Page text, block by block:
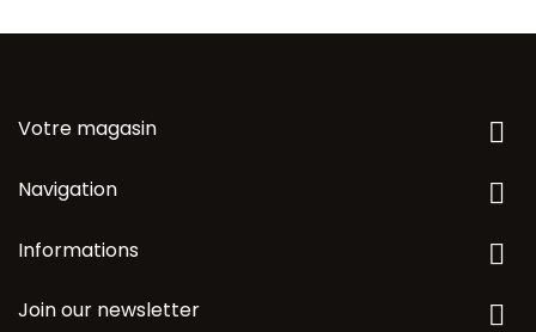
Votre magasin 
Navigation 
Informations 
Join our newsletter 